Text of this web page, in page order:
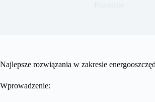
Najlepsze rozwiązania w zakresie
Wprowadzenie: